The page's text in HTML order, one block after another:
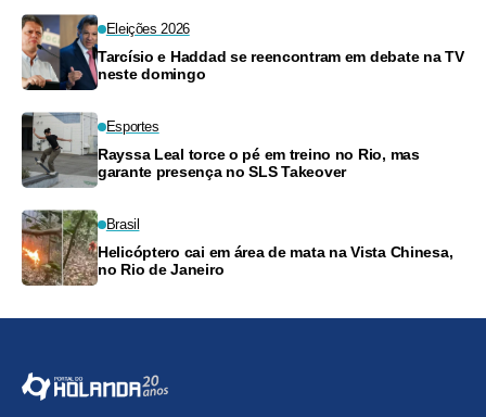
Eleições 2026
Tarcísio e Haddad se reencontram em debate na TV
neste domingo
Esportes
Rayssa Leal torce o pé em treino no Rio, mas
garante presença no SLS Takeover
Brasil
Helicóptero cai em área de mata na Vista Chinesa,
no Rio de Janeiro